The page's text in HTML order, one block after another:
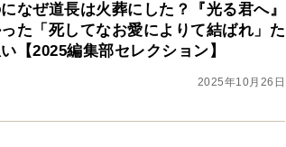
なぜ道長は火葬にした？『光る君へ』
た「死してなお愛によりて結ばれ」た
【2025編集部セレクション】
2025年10月26日